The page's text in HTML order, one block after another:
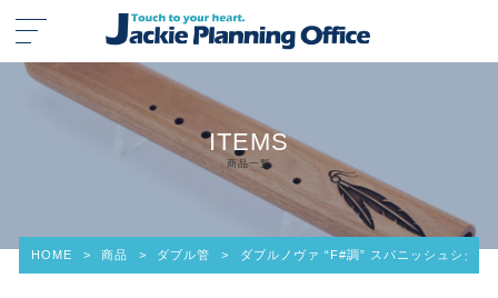
ITEMS
商品一覧
HOME > 商品 > ダブル管 > ダブルノヴァ “F#調” スパニッシュシダ